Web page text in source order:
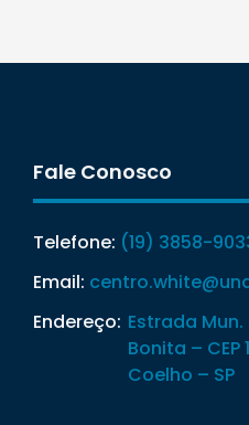
Fale Conosco
Telefone: (19) 3858-
Email:
Endereço: Estrada
Bonita –
Coelho – SP